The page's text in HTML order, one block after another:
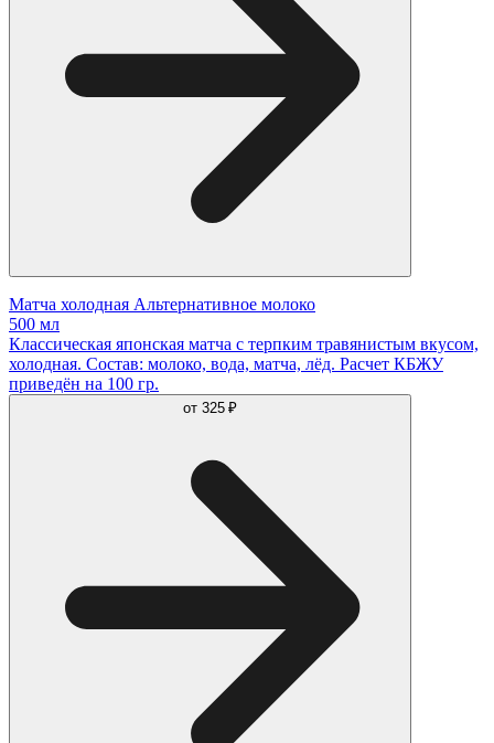
Матча холодная Альтернативное молоко
500 мл
Классическая японская матча с терпким травянистым вкусом,
холодная. Состав: молоко, вода, матча, лёд. Расчет КБЖУ
приведён на 100 гр.
от 325 ₽